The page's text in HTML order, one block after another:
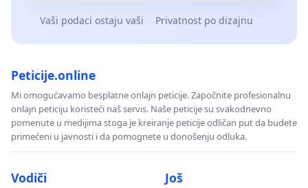
Vaši podaci ostaju vaši Privatnost po dizajnu
Peticije.online
Mi omogućavamo besplatne onlajn peticije. Započnite profesionalnu
onlajn peticiju koristeći naš servis. Naše peticije su svakodnevno
pomenute u medijima stoga je kreiranje peticije odličan put da budete
primećeni u javnosti i da pomognete u donošenju odluka.
Vodiči Još